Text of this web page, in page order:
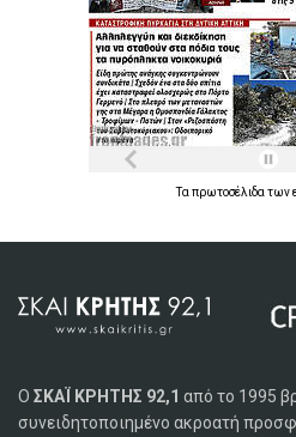
Τα πρωτοσέλιδα των
Ο ΣΚΑΪ ΚΡΗΤΗΣ 92,1 από το 1995
συνειδητοποιημένο ακροατή